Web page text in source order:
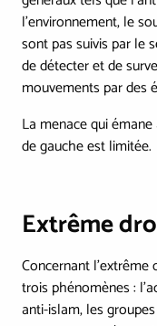
l'environnement, le
sont pas suivis par le
de détecter et de
mouvements par des
La menace qui
de gauche est limitée.
Extrême
Concernant l'extrême
trois phénomènes :
anti-islam, les